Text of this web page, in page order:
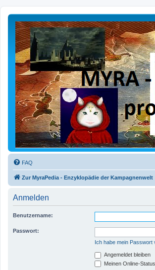
FAQ
Zur MyraPedia - Enzyklopädie der Kampagnenwelt
Anmelden
Benutzername:
Passwort:
Ich habe mein Passwort
Angemeldet bleiben
Meinen Online-